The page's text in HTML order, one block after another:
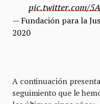
pic.twitter.com/
— Fundación para la
2020
A continuación
seguimiento que le